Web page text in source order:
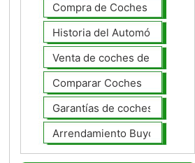
Compra de Coches Basics
Historia del Automóvil
Venta de coches de lujo
Comparar Coches
Garantías de coches ampliado
Arrendamiento Buyout